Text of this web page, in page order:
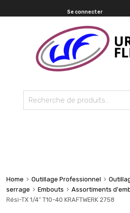
Se connecter
Home Outillage Professionnel
serrage
Embouts Assortiments
Rési-TX 1/4″ T10-40 KRAFTWERK 2758